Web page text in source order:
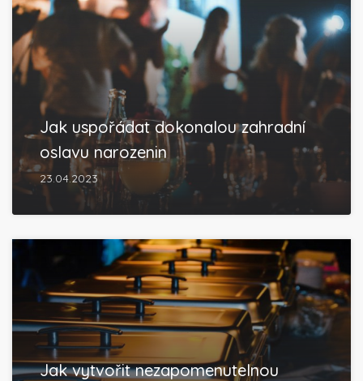
Jak uspořádat dokonalou zahradní
oslavu narozenin
23.04.2023
Jak vytvořit nezapomenutelnou